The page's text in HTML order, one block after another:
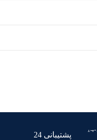
پشتیبانی 24